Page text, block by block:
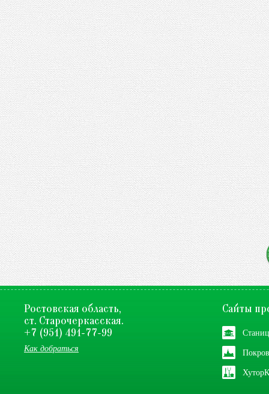
Сайты
Ростовская область,
ст. Старочеркасская.
+7 (951) 491-77-99
Как добраться